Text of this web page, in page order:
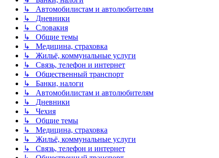
↳ Автомобилистам и автолюбителям
↳ Дневники
↳ Словакия
↳ Общие темы
↳ Медицина, страховка
↳ Жильё, коммунальные услуги
↳ Связь, телефон и интернет
↳ Общественный транспорт
↳ Банки, налоги
↳ Автомобилистам и автолюбителям
↳ Дневники
↳ Чехия
↳ Общие темы
↳ Медицина, страховка
↳ Жильё, коммунальные услуги
↳ Связь, телефон и интернет